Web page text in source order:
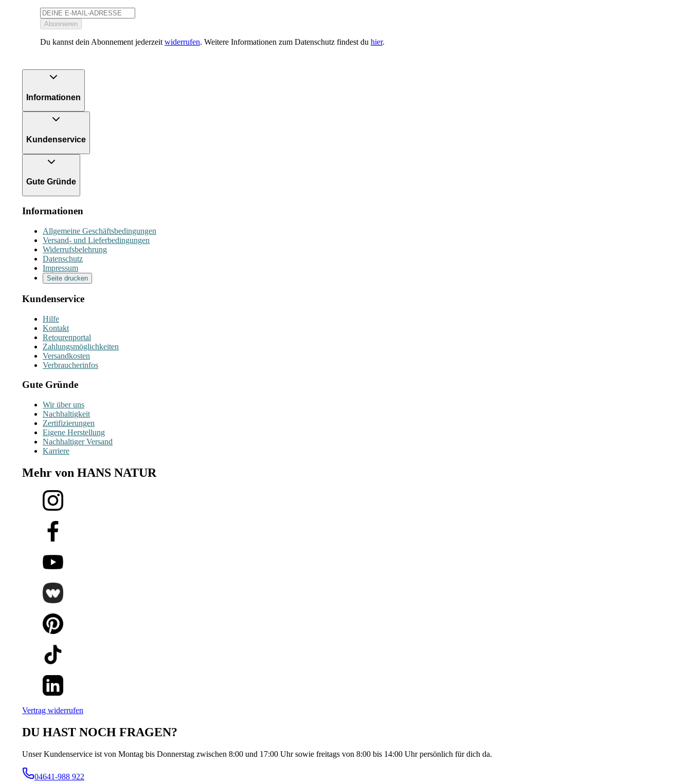
Abonnieren
Du kannst dein Abonnement jederzeit widerrufen. Weitere Informationen zum Datenschutz findest du hier.
Informationen
Kundenservice
Gute Gründe
Informationen
Allgemeine Geschäftsbedingungen
Versand- und Lieferbedingungen
Widerrufsbelehrung
Datenschutz
Impressum
Seite drucken
Kundenservice
Hilfe
Kontakt
Retourenportal
Zahlungsmöglichkeiten
Versandkosten
Verbraucherinfos
Gute Gründe
Wir über uns
Nachhaltigkeit
Zertifizierungen
Eigene Herstellung
Nachhaltiger Versand
Karriere
Mehr von HANS NATUR
Vertrag widerrufen
DU HAST NOCH FRAGEN?
Unser Kundenservice ist von Montag bis Donnerstag zwischen 8:00 und 17:00 Uhr sowie freitags von 8:00 bis 14:00 Uhr persönlich für dich da.
04641-988 922